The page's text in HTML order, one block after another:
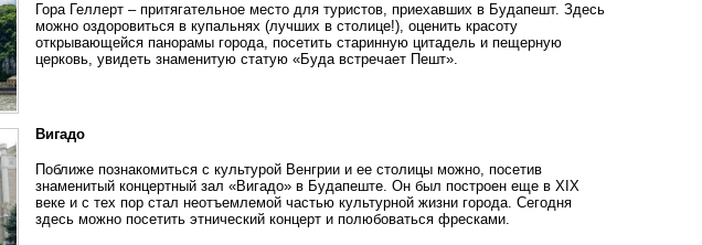
Гора Геллерт – притягательное место для туристов, приехавших в Будапешт. Здесь
можно оздоровиться в купальнях (лучших в столице!), оценить красоту
открывающейся панорамы города, посетить старинную цитадель и пещерную
церковь, увидеть знаменитую статую «Буда встречает Пешт».
Вигадо
Поближе познакомиться с культурой Венгрии и ее столицы можно, посетив
знаменитый концертный зал «Вигадо» в Будапеште. Он был построен еще в XIX
веке и с тех пор стал неотъемлемой частью культурной жизни города. Сегодня
здесь можно посетить этнический концерт и полюбоваться фресками.